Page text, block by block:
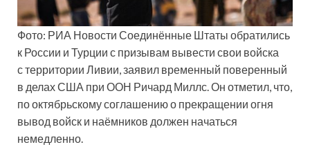
Фото: РИА Новости Соединённые Штаты обратились
к России и Турции с призывам вывести свои войска
с территории Ливии, заявил временный поверенный
в делах США при ООН Ричард Миллс. Он отметил, что,
по октябрьскому соглашению о прекращении огня
вывод войск и наёмников должен начаться
немедленно.